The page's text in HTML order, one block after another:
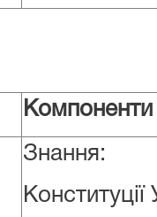
Знання:
Конституції